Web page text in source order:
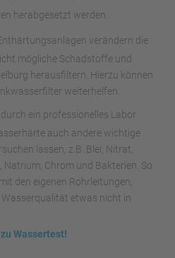
herabgesetzt werden.
verändern die
mögliche Schadstoffe und
herausfiltern. Hierzu können
weiterhelfen.
ein professionelles Labor
auch andere wichtige
lassen, z.B. Blei, Nitrat,
Natrium, Chrom und Bakterien. So
den eigenen Rohrleitungen,
etwas nicht in
Wassertest!